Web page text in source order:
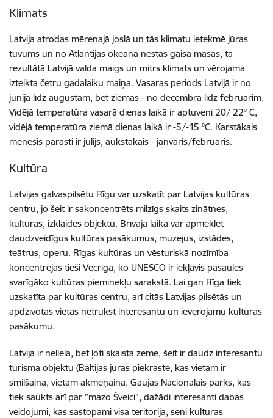
Klimats
Latvija atrodas mērenajā joslā un tās klimatu ietekmē jūras
tuvums un no Atlantijas okeāna nestās gaisa masas, tā
rezultātā Latvijā valda maigs un mitrs klimats un vērojama
izteikta četru gadalaiku maiņa. Vasaras periods Latvijā ir no
jūnija līdz augustam, bet ziemas - no decembra līdz februārim.
Vidējā temperatūra vasarā dienas laikā ir aptuveni 20/ 22° C,
vidējā temperatūra ziemā dienas laikā ir -5/-15 °C. Karstākais
mēnesis parasti ir jūlijs, aukstākais - janvāris/februāris.
Kultūra
Latvijas galvaspilsētu Rīgu var uzskatīt par Latvijas kultūras
centru, jo šeit ir sakoncentrēts milzīgs skaits zinātnes,
kultūras, izklaides objektu. Brīvajā laikā var apmeklēt
daudzveidīgus kultūras pasākumus, muzejus, izstādes,
teātrus, operu. Rīgas kultūras un vēsturiskā nozīmība
koncentrējas tieši Vecrīgā, ko UNESCO ir iekļāvis pasaules
svarīgāko kultūras pieminekļu sarakstā. Lai gan Rīga tiek
uzskatīta par kultūras centru, arī citās Latvijas pilsētās un
apdzīvotās vietās netrūkst interesantu un ievērojamu kultūras
pasākumu.
Latvija ir neliela, bet ļoti skaista zeme, šeit ir daudz interesantu
tūrisma objektu (Baltijas jūras piekraste, kas vietām ir
smilšaina, vietām akmeņaina, Gaujas Nacionālais parks, kas
tiek saukts arī par ”mazo Šveici”, dažādi interesanti dabas
veidojumi, kas sastopami visā teritorijā, seni kultūras